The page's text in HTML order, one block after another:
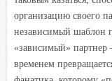
организацию своего
независимый шаблон
«зависимый»
временем